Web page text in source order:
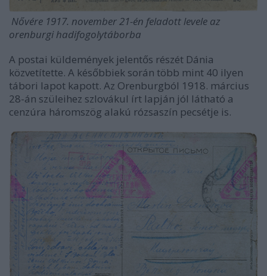
Nővére 1917. november 21-én feladott levele az
orenburgi hadifogolytáborba
A postai küldemények jelentős részét Dánia
közvetítette. A későbbiek során több mint 40 ilyen
tábori lapot kapott. Az Orenburgból 1918. március
28-án szüleihez szlovákul írt lapján jól látható a
cenzúra háromszög alakú rózsaszín pecsétje is.